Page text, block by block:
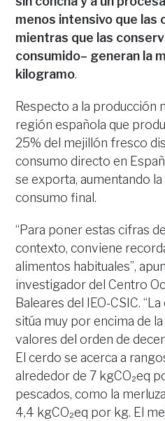
menos intensivo que
mientras que las
consumido– generan la
kilogramo.
Respecto a la producción
región española que
25% del mejillón fresco
consumo directo en
se exporta, aumentando
consumo final.
“Para poner estas cifras
contexto, conviene
alimentos habituales”,
investigador del Centro
Baleares del IEO-CSIC.
sitúa muy por encima de
valores del orden de
El cerdo se acerca a
alrededor de 7 kgCO₂eq
pescados, como la
4,4 kgCO₂eq por kg. El